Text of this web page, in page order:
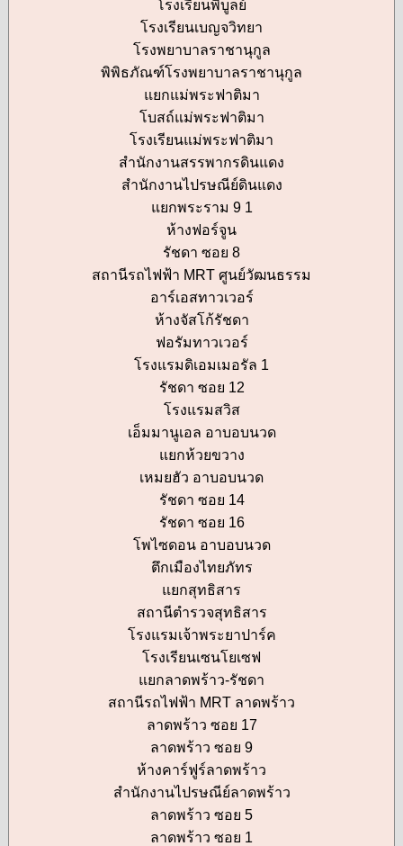
โรงเรียนพิบูลย์
โรงเรียนเบญจวิทยา
โรงพยาบาลราชานุกูล
พิพิธภัณฑ์โรงพยาบาลราชานุกูล
แยกแม่พระฟาติมา
โบสถ์แม่พระฟาติมา
โรงเรียนแม่พระฟาติมา
สำนักงานสรรพากรดินแดง
สำนักงานไปรษณีย์ดินแดง
แยกพระราม 9 1
ห้างฟอร์จูน
รัชดา ซอย 8
สถานีรถไฟฟ้า MRT ศูนย์วัฒนธรรม
อาร์เอสทาวเวอร์
ห้างจัสโก้รัชดา
ฟอรัมทาวเวอร์
โรงแรมดิเอมเมอรัล 1
รัชดา ซอย 12
โรงแรมสวิส
เอ็มมานูเอล อาบอบนวด
แยกห้วยขวาง
เหมยฮัว อาบอบนวด
รัชดา ซอย 14
รัชดา ซอย 16
โพไซดอน อาบอบนวด
ตึกเมืองไทยภัทร
แยกสุทธิสาร
สถานีตำรวจสุทธิสาร
โรงแรมเจ้าพระยาปาร์ค
โรงเรียนเซนโยเซฟ
แยกลาดพร้าว-รัชดา
สถานีรถไฟฟ้า MRT ลาดพร้าว
ลาดพร้าว ซอย 17
ลาดพร้าว ซอย 9
ห้างคาร์ฟูร์ลาดพร้าว
สำนักงานไปรษณีย์ลาดพร้าว
ลาดพร้าว ซอย 5
ลาดพร้าว ซอย 1